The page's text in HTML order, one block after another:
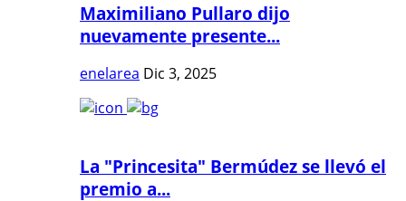
Maximiliano Pullaro dijo
nuevamente presente...
enelarea Dic 3, 2025
La "Princesita" Bermúdez se llevó el
premio a...